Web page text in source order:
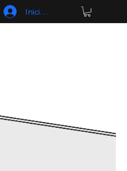
Iniciar sesión